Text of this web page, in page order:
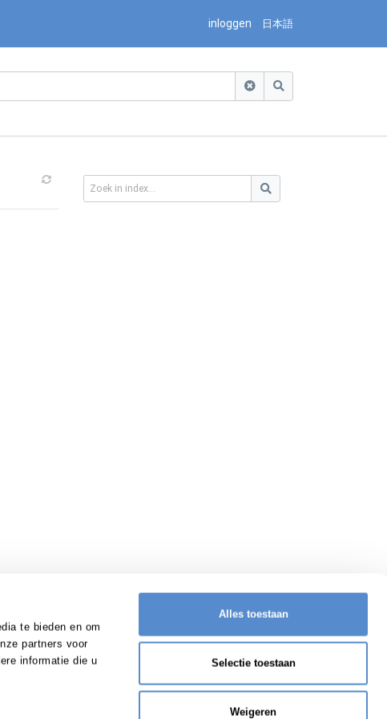
te bieden en om
partners voor
informatie die u
Alles toestaan
Selectie toestaan
Weigeren
inloggen 日本語